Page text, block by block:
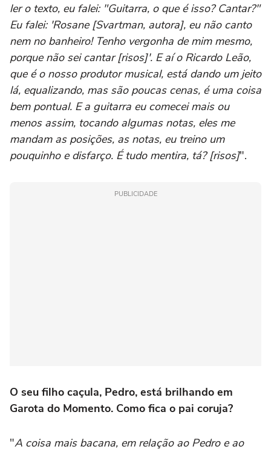
ler o texto, eu falei: "Guitarra, o que é isso? Cantar?"
Eu falei: 'Rosane [Svartman, autora], eu não canto
nem no banheiro! Tenho vergonha de mim mesmo,
porque não sei cantar [risos]'. E aí o Ricardo Leão,
que é o nosso produtor musical, está dando um jeito
lá, equalizando, mas são poucas cenas, é uma coisa
bem pontual. E a guitarra eu comecei mais ou
menos assim, tocando algumas notas, eles me
mandam as posições, as notas, eu treino um
pouquinho e disfarço. É tudo mentira, tá? [risos]".
PUBLICIDADE
O seu filho caçula, Pedro, está brilhando em
Garota do Momento. Como fica o pai coruja?
"A coisa mais bacana, em relação ao Pedro e ao